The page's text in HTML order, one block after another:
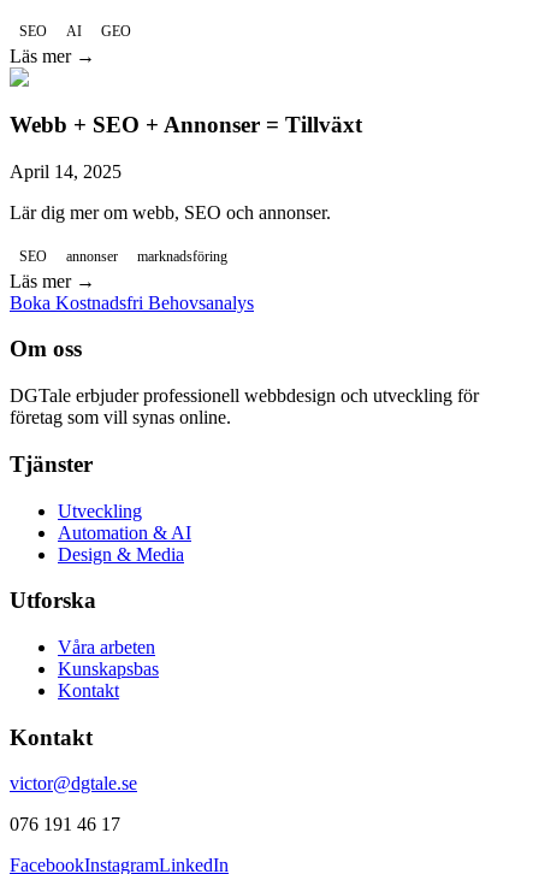
SEO AI GEO
Läs mer →
Webb + SEO + Annonser = Tillväxt
April 14, 2025
Lär dig mer om webb, SEO och annonser.
SEO annonser marknadsföring
Läs mer →
Boka Kostnadsfri Behovsanalys
Om oss
DGTale erbjuder professionell webbdesign och utveckling för
företag som vill synas online.
Tjänster
Utveckling
Automation & AI
Design & Media
Utforska
Våra arbeten
Kunskapsbas
Kontakt
Kontakt
victor@dgtale.se
076 191 46 17
FacebookInstagramLinkedIn